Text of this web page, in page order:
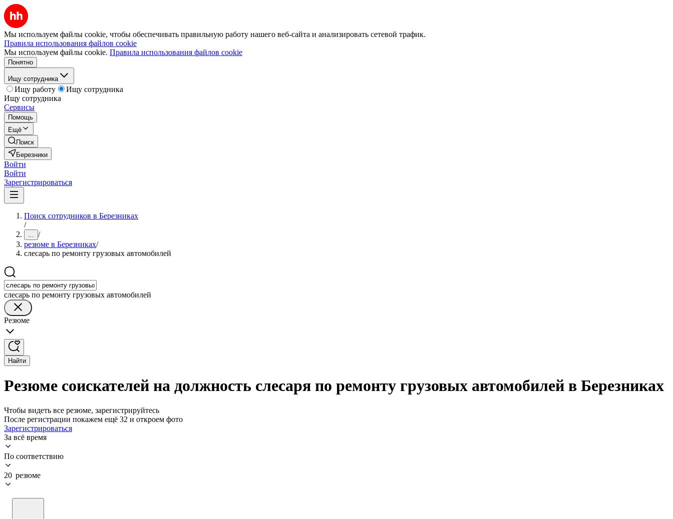
Мы используем файлы cookie, чтобы обеспечивать правильную работу нашего веб-сайта и анализировать сетевой трафик.
Правила использования файлов cookie
Мы используем файлы cookie. Правила использования файлов cookie
Понятно
Ищу сотрудника
Ищу работу
Ищу сотрудника
Ищу сотрудника
Сервисы
Помощь
Ещё
Поиск
Березники
Войти
Войти
Зарегистрироваться
Поиск сотрудников в Березниках
/
... /
резюме в Березниках/
слесарь по ремонту грузовых автомобилей
слесарь по ремонту грузовых автомобилей
Резюме
Найти
Резюме соискателей на должность слесаря по ремонту грузовых автомобилей в Березниках
Чтобы видеть все резюме, зарегистрируйтесь
После регистрации покажем ещё 32 и откроем фото
Зарегистрироваться
За всё время
По соответствию
20 резюме